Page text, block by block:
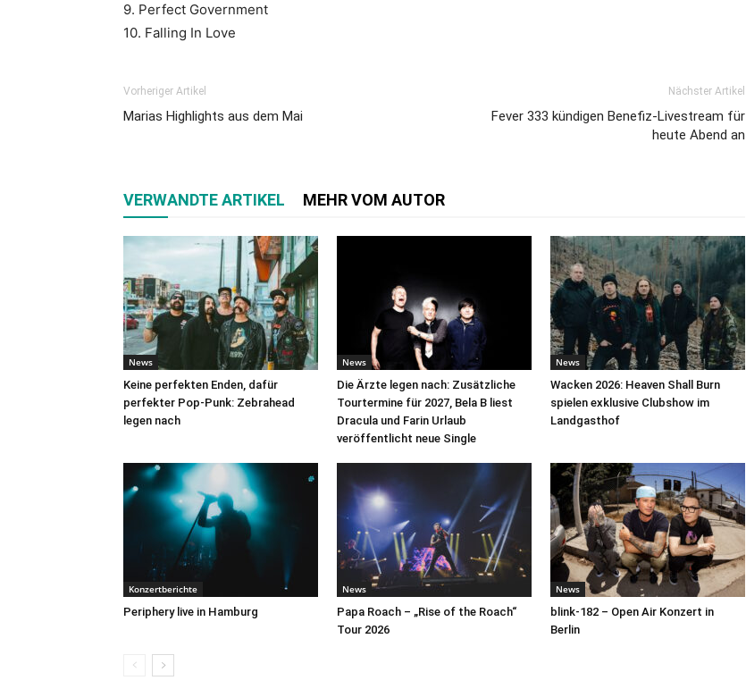
9. Perfect Government
10. Falling In Love
Vorheriger Artikel
Marias Highlights aus dem Mai
Nächster Artikel
Fever 333 kündigen Benefiz-Livestream für
heute Abend an
VERWANDTE ARTIKEL MEHR VOM AUTOR
News
Keine perfekten Enden, dafür
perfekter Pop-Punk: Zebrahead
legen nach
News
Die Ärzte legen nach: Zusätzliche
Tourtermine für 2027, Bela B liest
Dracula und Farin Urlaub
veröffentlicht neue Single
News
Wacken 2026: Heaven Shall Burn
spielen exklusive Clubshow im
Landgasthof
Konzertberichte
Periphery live in Hamburg
News
Papa Roach – „Rise of the Roach“
Tour 2026
News
blink-182 – Open Air Konzert in
Berlin